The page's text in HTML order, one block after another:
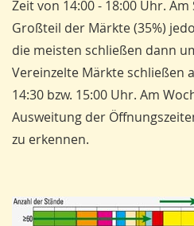
Zeit von 14:00 - 18:00 Uhr.
Großteil der Märkte (35%)
die meisten schließen dann
Vereinzelte Märkte schließen
14:30 bzw. 15:00 Uhr. Am
Ausweitung der
zu erkennen.